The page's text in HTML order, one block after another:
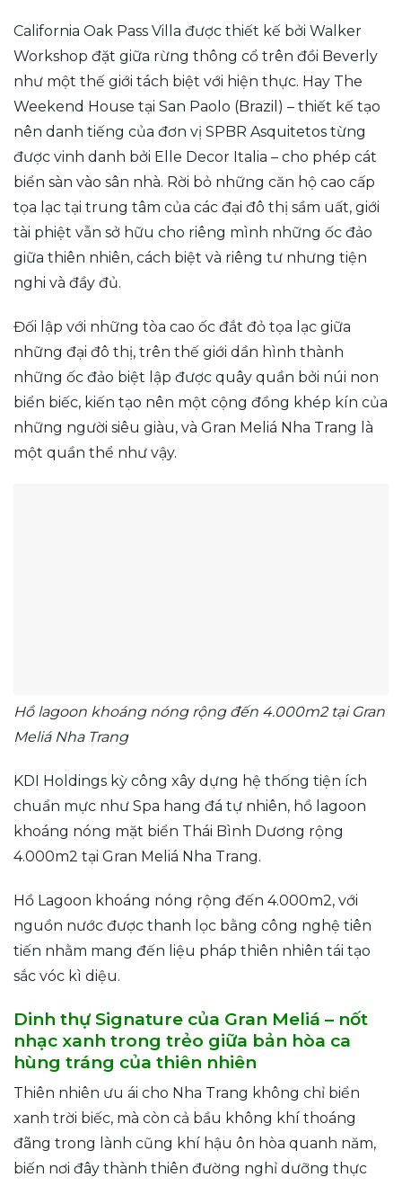
California Oak Pass Villa được thiết kế bởi Walker
Workshop đặt giữa rừng thông cổ trên đồi Beverly
như một thế giới tách biệt với hiện thực. Hay The
Weekend House tại San Paolo (Brazil) – thiết kế tạo
nên danh tiếng của đơn vị SPBR Asquitetos từng
được vinh danh bởi Elle Decor Italia – cho phép cát
biển sàn vào sân nhà. Rời bỏ những căn hộ cao cấp
tọa lạc tại trung tâm của các đại đô thị sầm uất, giới
tài phiệt vẫn sở hữu cho riêng mình những ốc đảo
giữa thiên nhiên, cách biệt và riêng tư nhưng tiện
nghi và đầy đủ.
Đối lập với những tòa cao ốc đắt đỏ tọa lạc giữa
những đại đô thị, trên thế giới dần hình thành
những ốc đảo biệt lập được quây quần bởi núi non
biển biếc, kiến tạo nên một cộng đồng khép kín của
những người siêu giàu, và Gran Meliá Nha Trang là
một quần thể như vậy.
Hồ lagoon khoáng nóng rộng đến 4.000m2 tại Gran
Meliá Nha Trang
KDI Holdings kỳ công xây dựng hệ thống tiện ích
chuẩn mực như Spa hang đá tự nhiên, hồ lagoon
khoáng nóng mặt biển Thái Bình Dương rộng
4.000m2 tại Gran Meliá Nha Trang.
Hồ Lagoon khoáng nóng rộng đến 4.000m2, với
nguồn nước được thanh lọc bằng công nghệ tiên
tiến nhằm mang đến liệu pháp thiên nhiên tái tạo
sắc vóc kì diệu.
Dinh thự Signature của Gran Meliá – nốt
nhạc xanh trong trẻo giữa bản hòa ca
hùng tráng của thiên nhiên
Thiên nhiên ưu ái cho Nha Trang không chỉ biển
xanh trời biếc, mà còn cả bầu không khí thoáng
đãng trong lành cũng khí hậu ôn hòa quanh năm,
biến nơi đây thành thiên đường nghỉ dưỡng thực